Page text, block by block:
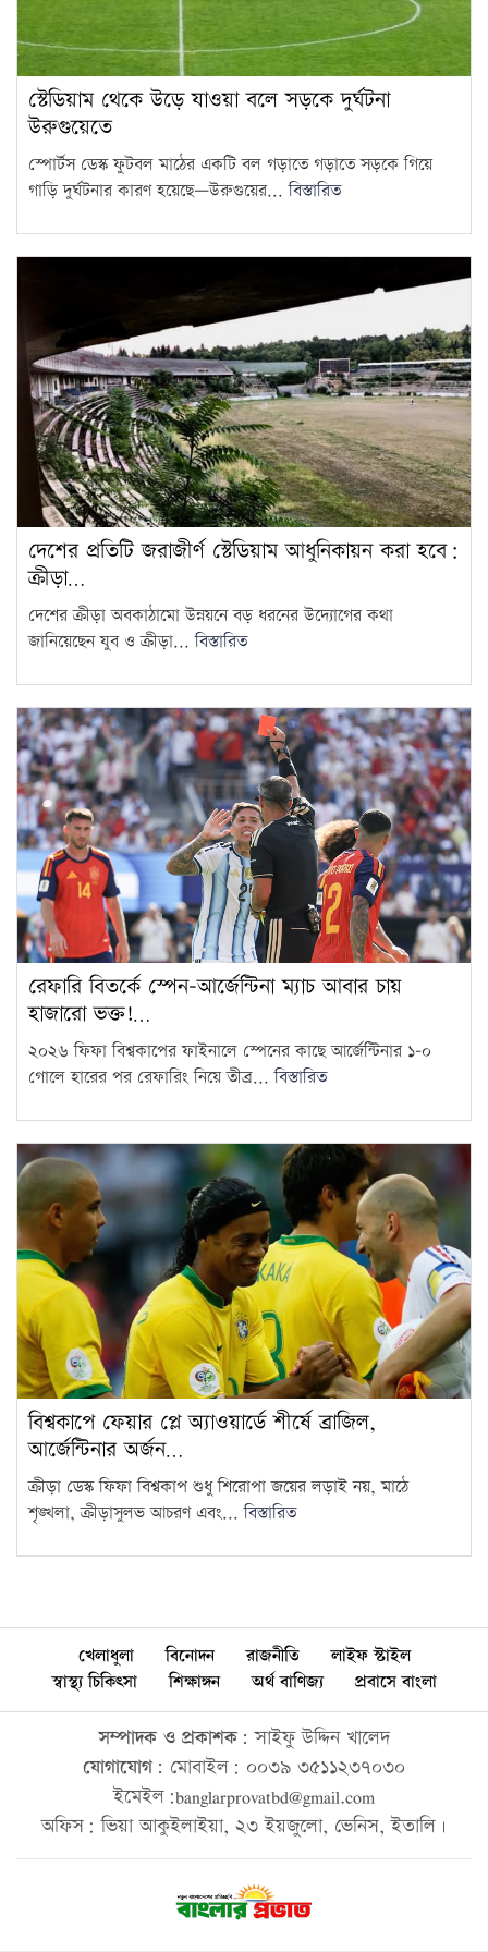
8
নিয়ে এখনো চূড়ান্ত সিদ্ধান্ত হয়নি:
জ্বালানি…
9
উদ্বোধনের আগেই জুলাই জাদুঘর
অভিযোগ…
10
বাজার সিন্ডিকেট-মজুদদারির বিরুদ্ধে
হবে: আইনমন্ত্রী
11
বিএনপি হয়তো ভারতকে ভয়
পাচ্ছে: নাহিদ ইসলাম
12
রোম বিমানবন্দরে ৭ ঘণ্টার বেশি
আটকে বিমানের ২৬০ যাত্রী
13
গণমাধ্যম শক্তিশালী হলেই গণতন্ত্র
শক্তিশালী হবে: মির্জা ফখরুল
14
দ্রব্যমূল্যের ঊর্ধ্বগতিতে মানুষের
শফিকুর রহমান
15
ভোগান্তিতে রোগীরা
স্টেডিয়াম থেকে উড়ে যাওয়া বলে সড়কে দুর্ঘটনা
উরুগুয়েতে
স্পোর্টস ডেস্ক ফুটবল মাঠের একটি বল গড়াতে গড়াতে সড়কে গিয়ে
গাড়ি দুর্ঘটনার কারণ হয়েছে—উরুগুয়ের...বিস্তারিত
দেশের প্রতিটি জরাজীর্ণ স্টেডিয়াম আধুনিকায়ন করা হবে:
ক্রীড়া…
দেশের ক্রীড়া অবকাঠামো উন্নয়নে বড় ধরনের উদ্যোগের কথা
জানিয়েছেন যুব ও ক্রীড়া...বিস্তারিত
রেফারি বিতর্কে স্পেন-আর্জেন্টিনা ম্যাচ আবার চায়
হাজারো ভক্ত!…
২০২৬ ফিফা বিশ্বকাপের ফাইনালে স্পেনের কাছে আর্জেন্টিনার ১-০
গোলে হারের পর রেফারিং নিয়ে তীব্র...বিস্তারিত
বিশ্বকাপে ফেয়ার প্লে অ্যাওয়ার্ডে শীর্ষে ব্রাজিল,
আর্জেন্টিনার অর্জন…
ক্রীড়া ডেস্ক ফিফা বিশ্বকাপ শুধু শিরোপা জয়ের লড়াই নয়, মাঠে
শৃঙ্খলা, ক্রীড়াসুলভ আচরণ এবং...বিস্তারিত
খেলাধুলা বিনোদন রাজনীতি
লাইফ স্টাইল
স্বাস্থ্য চিকিৎসা
শিক্ষাঙ্গন অর্থ বাণিজ্য প্রবাসে বাংলা
সম্পাদক ও প্রকাশক: সাইফু উদ্দিন খালেদ
যোগাযোগ: মোবাইল: ০০৩৯ ৩৫১১২৩৭০৩০
ইমেইল:banglarprovatbd@gmail.com
অফিস: ভিয়া আকুইলাইয়া, ২৩ ইয়জুলো, ভেনিস, ইতালি।